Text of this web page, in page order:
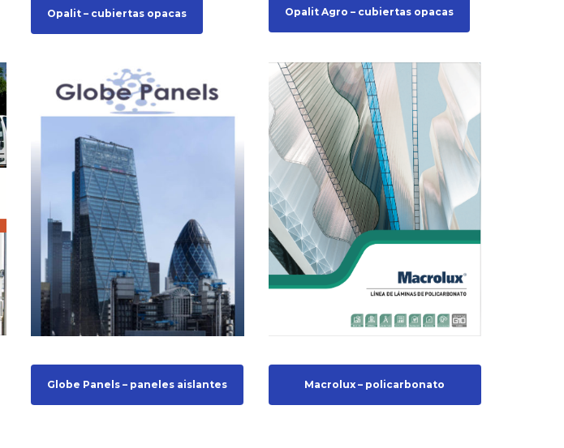
Opalit – cubiertas opacas Opalit Agro – cubiertas opacas
Globe Panels – paneles aislantes Macrolux – policarbonato